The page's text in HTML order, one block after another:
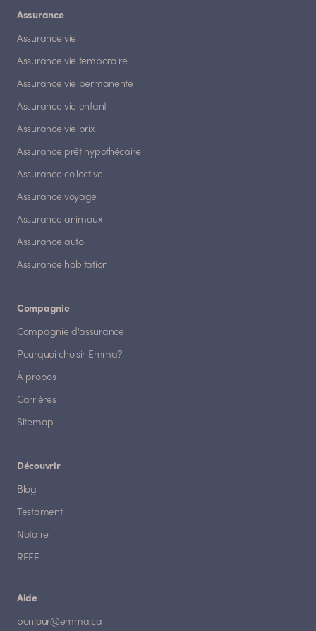
Assurance
Assurance vie
Assurance vie temporaire
Assurance vie permanente
Assurance vie enfant
Assurance vie prix
Assurance prêt hypothécaire
Assurance collective
Assurance voyage
Assurance animaux
Assurance auto
Assurance habitation
Compagnie
Compagnie d'assurance
Pourquoi choisir Emma?
À propos
Carrières
Sitemap
Découvrir
Blog
Testament
Notaire
REEE
Aide
bonjour@emma.ca